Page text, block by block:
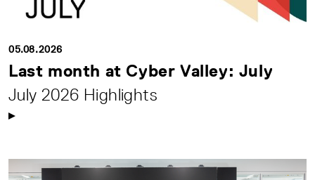
05.08.2026
Last month at Cyber Valley: July
July 2026 Highlights